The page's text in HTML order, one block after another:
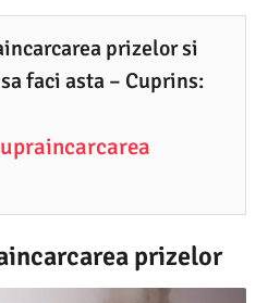
prizelor si
faci asta – Cuprins:
prizelor